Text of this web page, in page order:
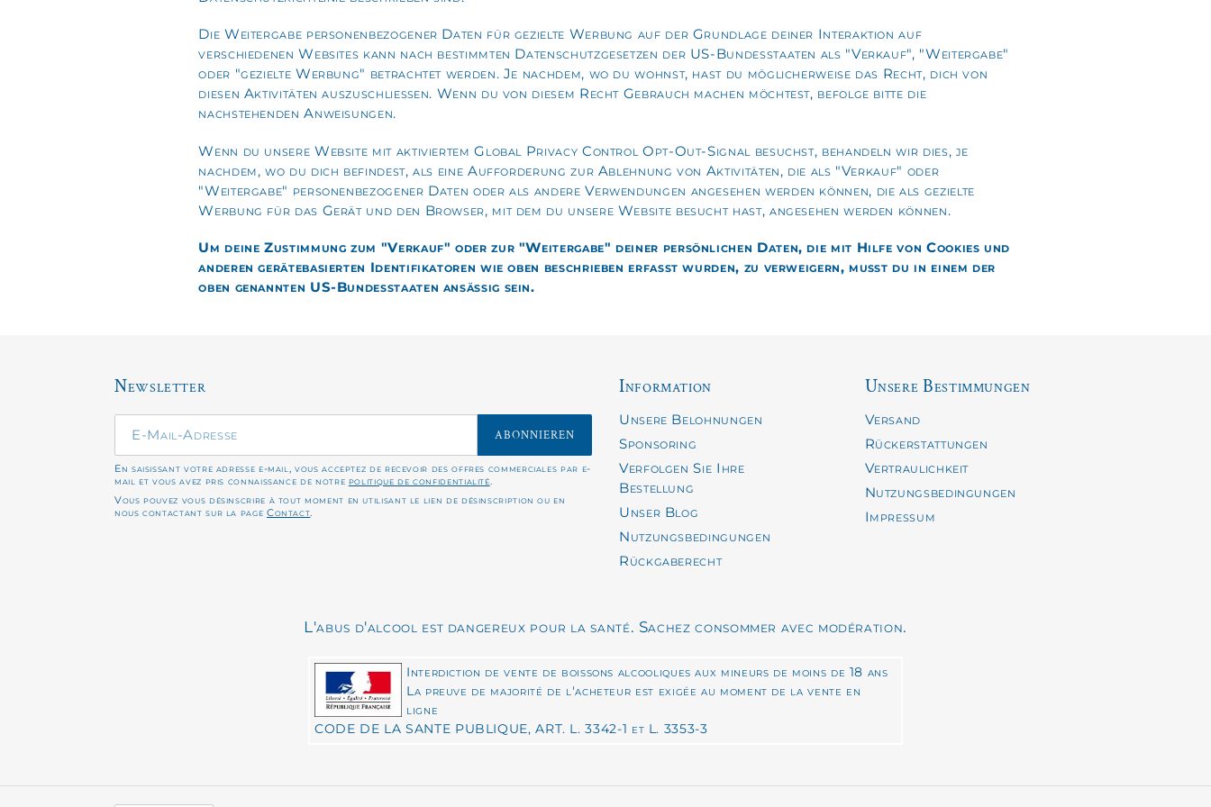
Die Weitergabe personenbezogener Daten für gezielte Werbung auf der Grundlage deiner Interaktion auf
verschiedenen Websites kann nach bestimmten Datenschutzgesetzen der US-Bundesstaaten als "Verkauf", "Weitergabe"
oder "gezielte Werbung" betrachtet werden. Je nachdem, wo du wohnst, hast du möglicherweise das Recht, dich von
diesen Aktivitäten auszuschließen. Wenn du von diesem Recht Gebrauch machen möchtest, befolge bitte die
nachstehenden Anweisungen.
Wenn du unsere Website mit aktiviertem Global Privacy Control Opt-Out-Signal besuchst, behandeln wir dies, je
nachdem, wo du dich befindest, als eine Aufforderung zur Ablehnung von Aktivitäten, die als "Verkauf" oder
"Weitergabe" personenbezogener Daten oder als andere Verwendungen angesehen werden können, die als gezielte
Werbung für das Gerät und den Browser, mit dem du unsere Website besucht hast, angesehen werden können.
Um deine Zustimmung zum "Verkauf" oder zur "Weitergabe" deiner persönlichen Daten, die mit Hilfe von Cookies und
anderen gerätebasierten Identifikatoren wie oben beschrieben erfasst wurden, zu verweigern, mußt du in einem der
oben genannten US-Bundesstaaten ansässig sein.
Newsletter
ABONNIEREN
En saisissant votre adresse e-mail, vous acceptez de recevoir des offres commerciales par e-
mail et vous avez pris connaissance de notre politique de confidentialité.
Vous pouvez vous désinscrire à tout moment en utilisant le lien de désinscription ou en
nous contactant sur la page Contact.
Information
Unsere Belohnungen
Sponsoring
Verfolgen Sie Ihre
Bestellung
Unser Blog
Nutzungsbedingungen
Rückgaberecht
Unsere Bestimmungen
Versand
Rückerstattungen
Vertraulichkeit
Nutzungsbedingungen
Impressum
L'abus d'alcool est dangereux pour la santé. Sachez consommer avec modération.
Interdiction de vente de boissons alcooliques aux mineurs de moins de 18 ans
La preuve de majorité de l'acheteur est exigée au moment de la vente en
ligne
CODE DE LA SANTE PUBLIQUE, ART. L. 3342-1 et L. 3353-3